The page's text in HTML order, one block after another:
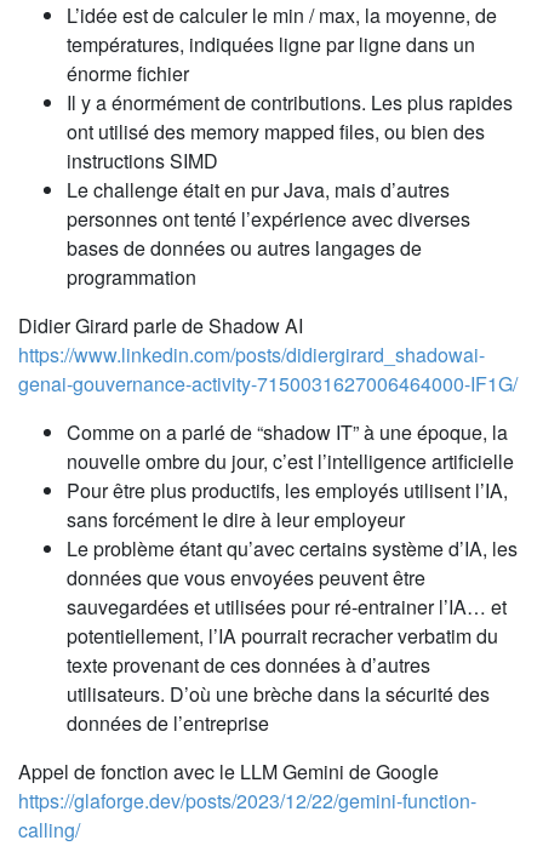
L’idée est de calculer le min / max, la moyenne, de
températures, indiquées ligne par ligne dans un
énorme fichier
Il y a énormément de contributions. Les plus rapides
ont utilisé des memory mapped files, ou bien des
instructions SIMD
Le challenge était en pur Java, mais d’autres
personnes ont tenté l’expérience avec diverses
bases de données ou autres langages de
programmation
Didier Girard parle de Shadow AI
https://www.linkedin.com/posts/didiergirard_shadowai-
genai-gouvernance-activity-7150031627006464000-IF1G/
Comme on a parlé de “shadow IT” à une époque, la
nouvelle ombre du jour, c’est l’intelligence artificielle
Pour être plus productifs, les employés utilisent l’IA,
sans forcément le dire à leur employeur
Le problème étant qu’avec certains système d’IA, les
données que vous envoyées peuvent être
sauvegardées et utilisées pour ré-entrainer l’IA… et
potentiellement, l’IA pourrait recracher verbatim du
texte provenant de ces données à d’autres
utilisateurs. D’où une brèche dans la sécurité des
données de l’entreprise
Appel de fonction avec le LLM Gemini de Google
https://glaforge.dev/posts/2023/12/22/gemini-function-
calling/